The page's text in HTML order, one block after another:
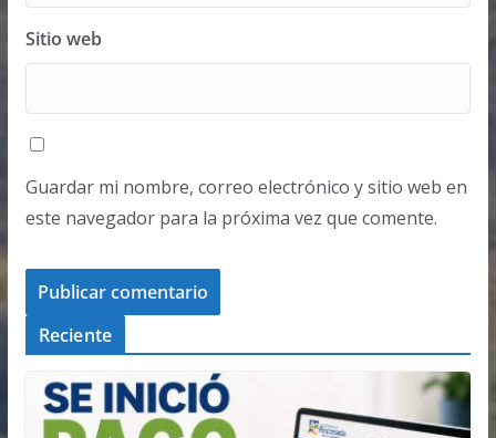
Sitio web
Guardar mi nombre, correo electrónico y sitio web en
este navegador para la próxima vez que comente.
Reciente